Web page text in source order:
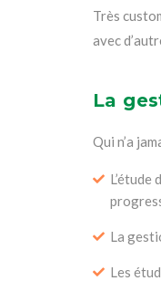
Très
avec
La
Qui n’a
La
Les